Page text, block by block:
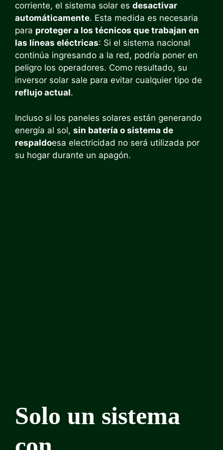
corriente, el sistema solar es desactivar
automáticamente. Esta medida es necesaria
para proteger a los técnicos que trabajan en
las líneas eléctricas: Si el sistema nacional
continúa ingresando a la red, podría poner en
peligro los operadores. Como resultado, su
inversor solar sale para evitar cualquier tipo de
reflujo actual.
Incluso si los paneles solares están generando
energía al sol, sin batería o sistema de
respaldoesa electricidad no será utilizada por
su hogar durante un apagón.
Solo un sistema